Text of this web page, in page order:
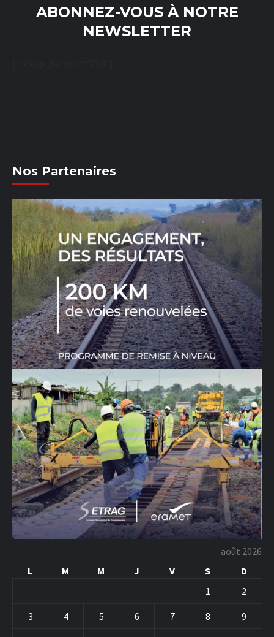
ABONNEZ-VOUS À NOTRE
NEWSLETTER
Nos Partenaires
août 2026
L
M M J V S
D
1
2
3 4 5 6 7 8 9